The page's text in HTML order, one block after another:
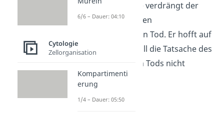
In dieser Phase verdrängt der
Sterbende seinen
bevorstehenden Tod. Er hofft auf
Rettung und will die Tatsache des
unweigerlichen Tods nicht
akzeptieren.
6/6 – Dauer: 04:10
Cytologie
Zellorganisation
Kompartimenti
erung
1/4 – Dauer: 05:50